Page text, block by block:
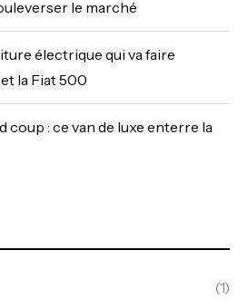
le marché
électrique qui va faire
la Fiat 500
coup : ce van de luxe enterre la
(1)